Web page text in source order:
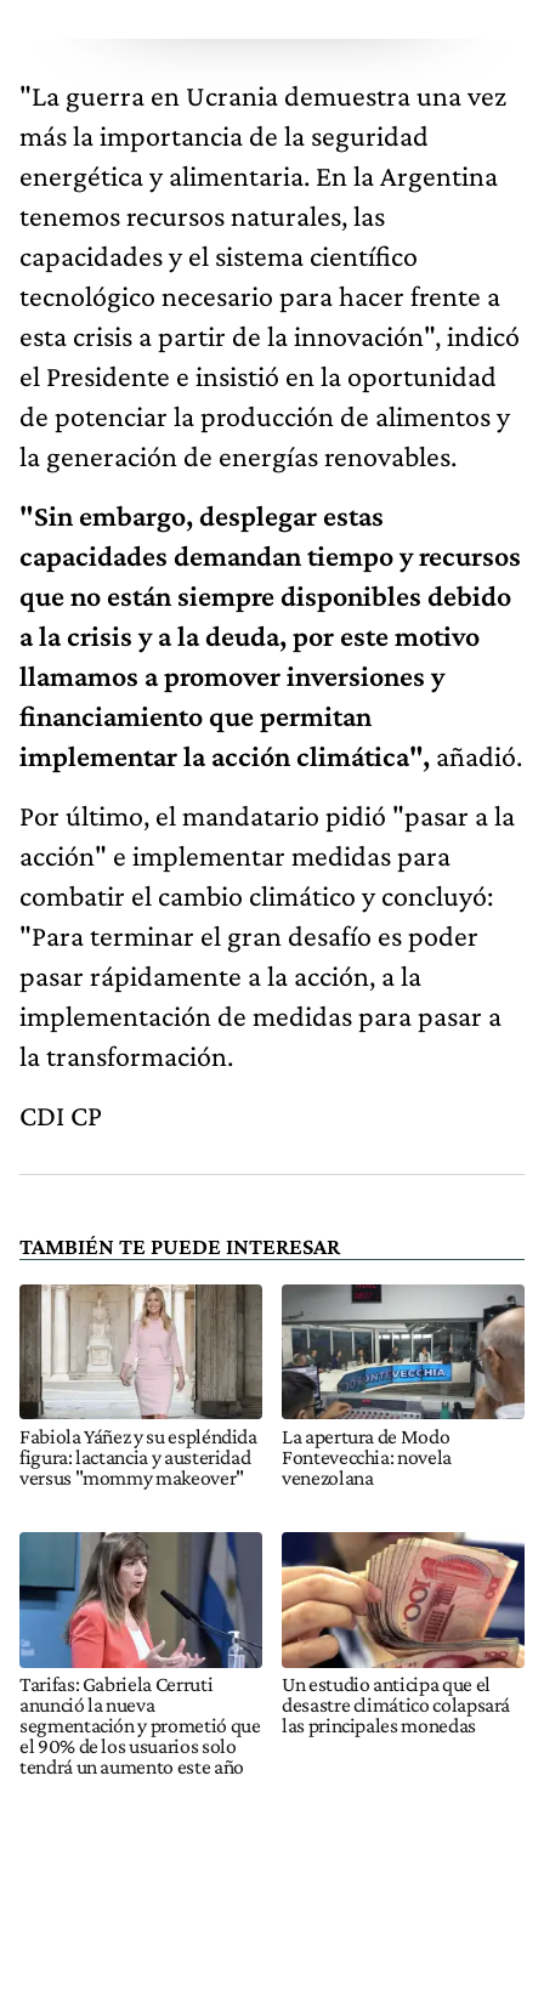
"La guerra en Ucrania demuestra una vez
más la importancia de la seguridad
energética y alimentaria. En la Argentina
tenemos recursos naturales, las
capacidades y el sistema científico
tecnológico necesario para hacer frente a
esta crisis a partir de la innovación", indicó
el Presidente e insistió en la oportunidad
de potenciar la producción de alimentos y
la generación de energías renovables.
"Sin embargo, desplegar estas
capacidades demandan tiempo y recursos
que no están siempre disponibles debido
a la crisis y a la deuda, por este motivo
llamamos a promover inversiones y
financiamiento que permitan
implementar la acción climática", añadió.
Por último, el mandatario pidió "pasar a la
acción" e implementar medidas para
combatir el cambio climático y concluyó:
"Para terminar el gran desafío es poder
pasar rápidamente a la acción, a la
implementación de medidas para pasar a
la transformación.
CDI CP
TAMBIÉN TE PUEDE INTERESAR
Fabiola Yáñez y su espléndida
figura: lactancia y austeridad
versus "mommy makeover"
La apertura de Modo
Fontevecchia: novela
venezolana
Tarifas: Gabriela Cerruti
anunció la nueva
segmentación y prometió que
el 90% de los usuarios solo
tendrá un aumento este año
Un estudio anticipa que el
desastre climático colapsará
las principales monedas